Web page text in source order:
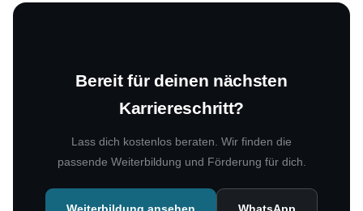
Bereit für deinen nächsten
Karriereschritt?
Lass dich kostenlos beraten. Wir finden die
passende Weiterbildung und Förderung für dich.